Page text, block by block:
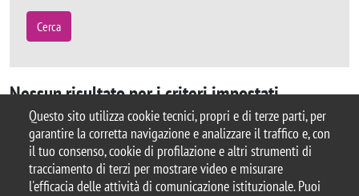
Questo sito utilizza cookie tecnici, propri e di terze parti, per
garantire la corretta navigazione e analizzare il traffico e, con
il tuo consenso, cookie di profilazione e altri strumenti di
tracciamento di terzi per mostrare video e misurare
l'efficacia delle attività di comunicazione istituzionale. Puoi
Cerca
Nessun risultato per i criteri impostati
© 2025 Università degli Studi di Milano-Bicocca